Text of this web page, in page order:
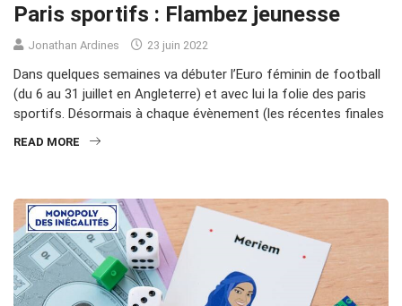
Paris sportifs : Flambez jeunesse
Jonathan Ardines 23 juin 2022
Dans quelques semaines va débuter l’Euro féminin de football
(du 6 au 31 juillet en Angleterre) et avec lui la folie des paris
sportifs. Désormais à chaque évènement (les récentes finales
READ MORE